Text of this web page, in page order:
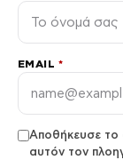
EMAIL *
Αποθήκευσε το
αυτόν τον